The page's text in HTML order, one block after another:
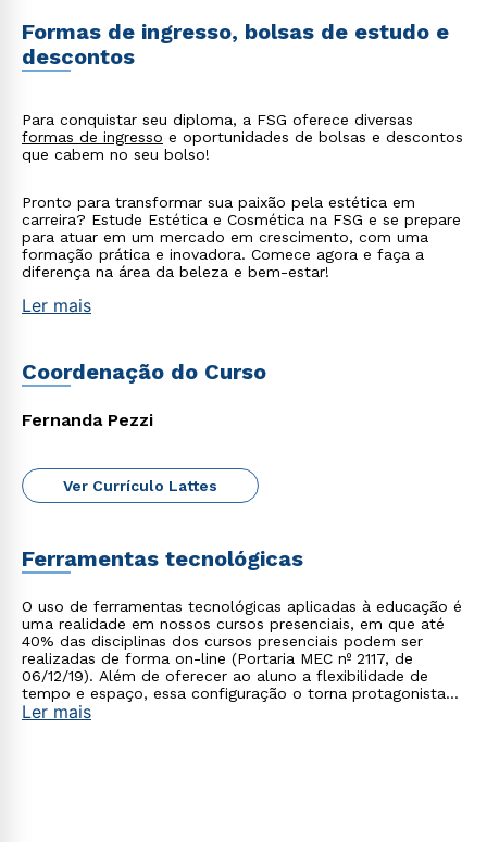
Formas de ingresso, bolsas de estudo e
descontos
Para conquistar seu diploma, a FSG oferece diversas
formas de ingresso e oportunidades de bolsas e descontos
que cabem no seu bolso!
Pronto para transformar sua paixão pela estética em
carreira? Estude Estética e Cosmética na FSG e se prepare
para atuar em um mercado em crescimento, com uma
formação prática e inovadora. Comece agora e faça a
diferença na área da beleza e bem-estar!
Ler mais
Coordenação do Curso
Fernanda Pezzi
Ver Currículo Lattes
Ferramentas tecnológicas
O uso de ferramentas tecnológicas aplicadas à educação é
uma realidade em nossos cursos presenciais, em que até
40% das disciplinas dos cursos presenciais podem ser
realizadas de forma on-line (Portaria MEC nº 2117, de
06/12/19). Além de oferecer ao aluno a flexibilidade de
tempo e espaço, essa configuração o torna protagonista
no processo de construção do seu conhecimento.
Ler mais
Rápido e fácil
WhatsApp
autorizo que meus dados sejam utilizados para o
envio de conteúdos da Cruzeiro do Sul.